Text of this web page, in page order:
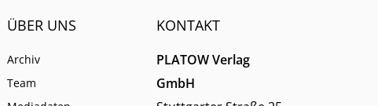
ÜBER UNS
Archiv
Team
KONTAKT
PLATOW Verlag
GmbH